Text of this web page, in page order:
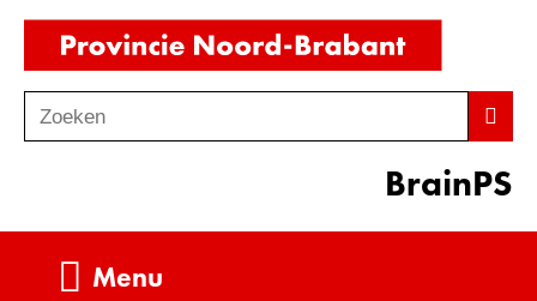
Ga
de
inhoud
o
Zoeken
BrainPS
Menu